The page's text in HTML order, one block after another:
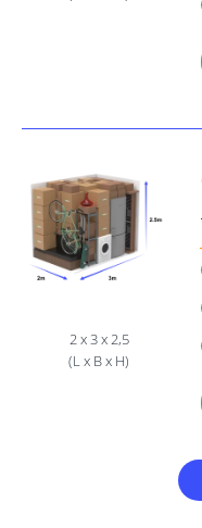
2 x 3 x 2,5
(L x B x H)